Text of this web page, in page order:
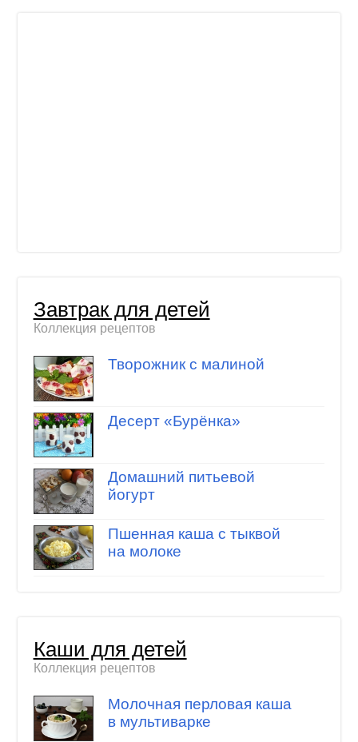
Завтрак для детей
Коллекция рецептов
Творожник с малиной
Десерт «Бурёнка»
Домашний питьевой
йогурт
Пшенная каша с тыквой
на молоке
Каши для детей
Коллекция рецептов
Молочная перловая каша
в мультиварке